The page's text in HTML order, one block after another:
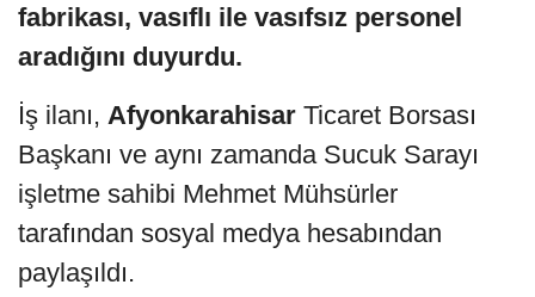
fabrikası, vasıflı ile vasıfsız personel
aradığını duyurdu.
İş ilanı, Afyonkarahisar Ticaret Borsası
Başkanı ve aynı zamanda Sucuk Sarayı
işletme sahibi Mehmet Mühsürler
tarafından sosyal medya hesabından
paylaşıldı.